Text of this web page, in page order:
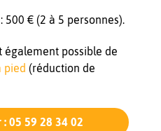
500 € (2 à 5 personnes).
également possible de
pied (réduction de
05 59 28 34 02